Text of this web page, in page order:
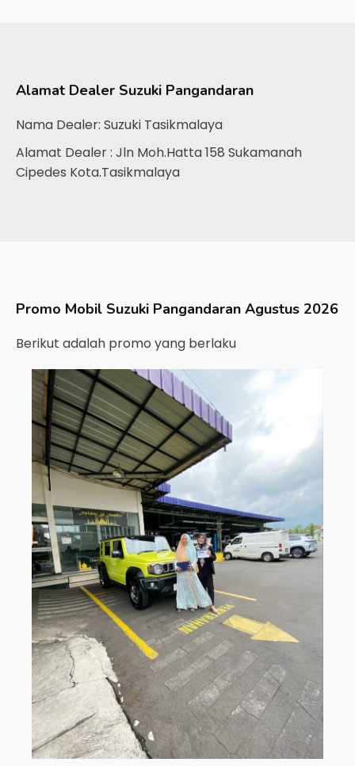
Alamat Dealer Suzuki Pangandaran
Nama Dealer: Suzuki Tasikmalaya
Alamat Dealer : Jln Moh.Hatta 158 Sukamanah
Cipedes Kota.Tasikmalaya
Promo Mobil Suzuki Pangandaran Agustus 2026
Berikut adalah promo yang berlaku